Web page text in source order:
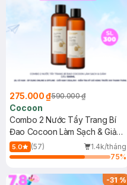
275.000 ₫590.000 ₫
Cocoon
Combo 2 Nước Tẩy Trang Bí
Đao Cocoon Làm Sạch & Giảm
Dầu 500ml
5.0 (57)
1.4k/tháng
75%
-31%